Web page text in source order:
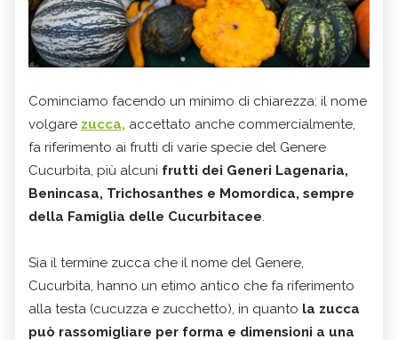
Cominciamo facendo un minimo di chiarezza: il nome
volgare zucca, accettato anche commercialmente,
fa riferimento ai frutti di varie specie del Genere
Cucurbita, più alcuni frutti dei Generi Lagenaria,
Benincasa, Trichosanthes e Momordica, sempre
della Famiglia delle Cucurbitacee.
Sia il termine zucca che il nome del Genere,
Cucurbita, hanno un etimo antico che fa riferimento
alla testa (cucuzza e zucchetto), in quanto la zucca
può rassomigliare per forma e dimensioni a una